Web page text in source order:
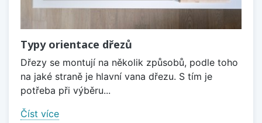
Typy orientace dřezů
Dřezy se montují na několik způsobů, podle toho
na jaké straně je hlavní vana dřezu. S tím je
potřeba při výběru...
Číst více